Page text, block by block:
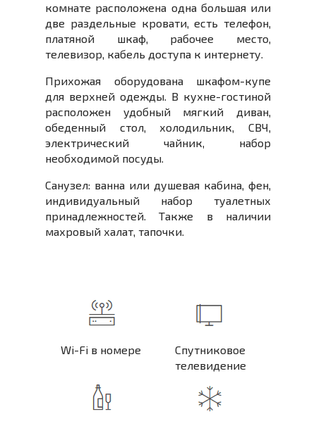
комнате расположена одна большая или
две раздельные кровати, есть телефон,
платяной шкаф, рабочее место,
телевизор, кабель доступа к интернету.
Прихожая оборудована шкафом-купе
для верхней одежды. В кухне-гостиной
расположен удобный мягкий диван,
обеденный стол, холодильник, СВЧ,
электрический чайник, набор
необходимой посуды.
Санузел: ванна или душевая кабина, фен,
индивидуальный набор туалетных
принадлежностей. Также в наличии
махровый халат, тапочки.
Wi-Fi в номере
Спутниковое
телевидение